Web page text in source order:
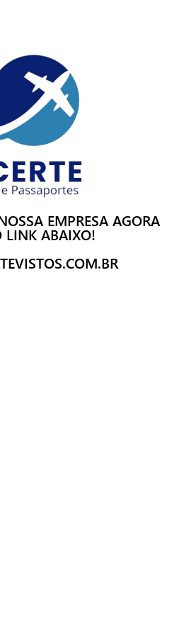
EMPRESA AGORA
LINK ABAIXO!